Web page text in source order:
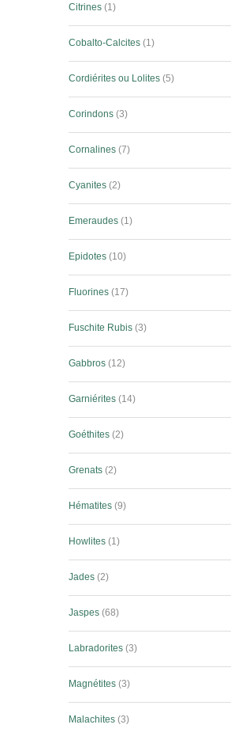
Citrines 1
Cobalto-Calcites 1
Cordiérites ou Lolites 5
Corindons 3
Cornalines 7
Cyanites 2
Emeraudes 1
Epidotes 10
Fluorines 17
Fuschite Rubis 3
Gabbros 12
Garniérites 14
Goéthites 2
Grenats 2
Hématites 9
Howlites 1
Jades 2
Jaspes 68
Labradorites 3
Magnétites 3
Malachites 3